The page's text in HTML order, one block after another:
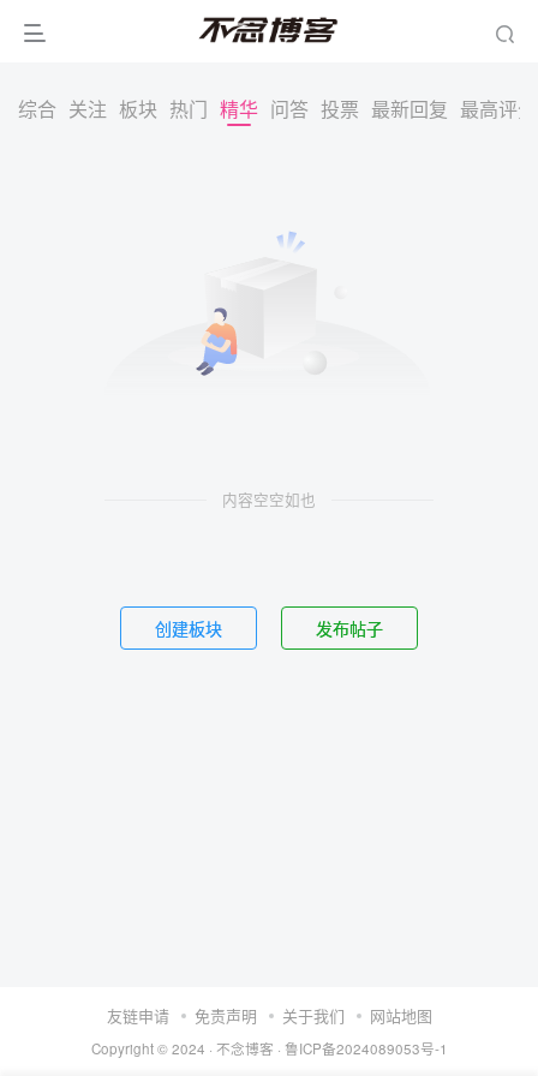
综合 关注 板块 热门 精华 问答 投票 最新回复 最高评分
内容空空如也
创建板块 发布帖子
友链申请 免责声明 关于我们 网站地图
Copyright © 2024 · 不念博客 · 鲁ICP备2024089053号-1